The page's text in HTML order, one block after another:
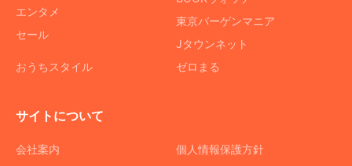
エンタメ
セール
おうちスタイル
東京バーゲンマニア
Jタウンネット
ゼロまる
サイトについて
会社案内
個人情報保護方針